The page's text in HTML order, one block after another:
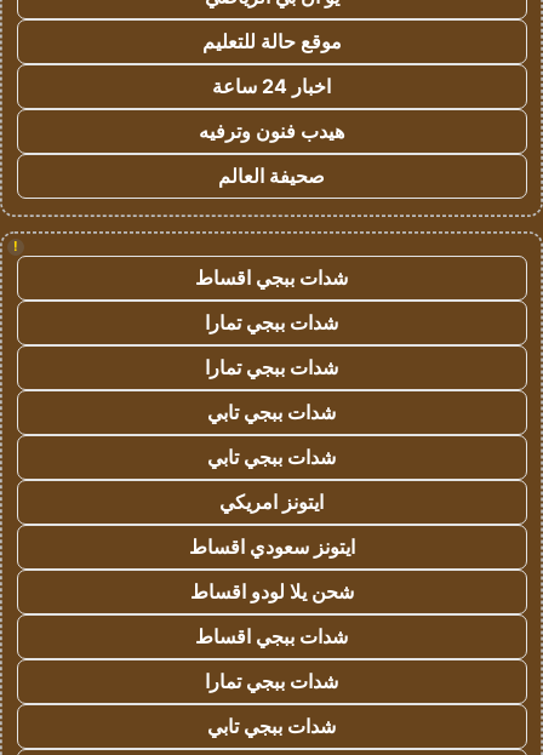
موقع حالة للتعليم
اخبار 24 ساعة
هيدب فنون وترفيه
صحيفة العالم
!
شدات ببجي اقساط
شدات ببجي تمارا
شدات ببجي تمارا
شدات ببجي تابي
شدات ببجي تابي
ايتونز امريكي
ايتونز سعودي اقساط
شحن يلا لودو اقساط
شدات ببجي اقساط
شدات ببجي تمارا
شدات ببجي تابي